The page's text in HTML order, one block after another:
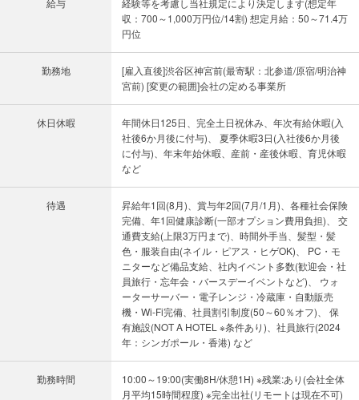
収：700～1,000万円位/14割) 想定月給：50～71.4万
円位
勤務地
[雇入直後]渋谷区神宮前(最寄駅：北参道/原宿/明治神
宮前) [変更の範囲]会社の定める事業所
休日休暇
年間休日125日、完全土日祝休み、年次有給休暇(入
社後6か月後に付与)、 夏季休暇3日(入社後6か月後
に付与)、年末年始休暇、産前・産後休暇、育児休暇
など
待遇
昇給年1回(8月)、賞与年2回(7月/1月)、各種社会保険
完備、年1回健康診断(一部オプション費用負担)、 交
通費支給(上限3万円まで)、時間外手当、髪型・髪
色・服装自由(ネイル・ピアス・ヒゲOK)、 PC・モ
ニターなど備品支給、社内イベント多数(歓迎会・社
員旅行・忘年会・バースデーイベントなど)、 ウォ
ーターサーバー・電子レンジ・冷蔵庫・自動販売
機・Wi-Fi完備、社員割引制度(50～60％オフ)、 保
有施設(NOT A HOTEL ※条件あり)、社員旅行(2024
年：シンガポール・香港) など
勤務時間
10:00～19:00(実働8H/休憩1H) ※残業:あり(会社全体
月平均15時間程度) ※完全出社(リモートは現在不可)